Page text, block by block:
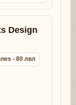
Design
- 80 лвл